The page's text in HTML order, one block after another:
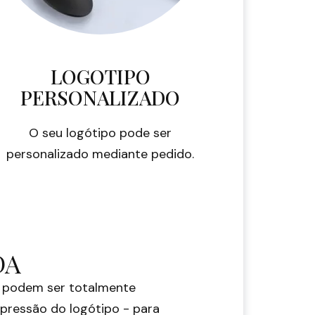
LOGOTIPO
PERSONALIZADO
O seu logótipo pode ser
personalizado mediante pedido.
podem ser totalmente
do logótipo - para